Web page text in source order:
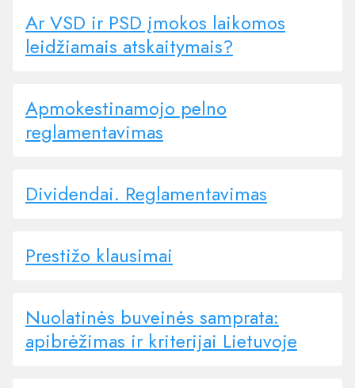
Ar VSD ir PSD įmokos laikomos
leidžiamais atskaitymais?
Apmokestinamojo pelno
reglamentavimas
Dividendai. Reglamentavimas
Prestižo klausimai
Nuolatinės buveinės samprata:
apibrėžimas​ ir kriterijai Lietuvoje​